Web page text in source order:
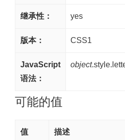
继承性： yes
版本： CSS1
JavaScript
语法：
object
可能的值
值 描述